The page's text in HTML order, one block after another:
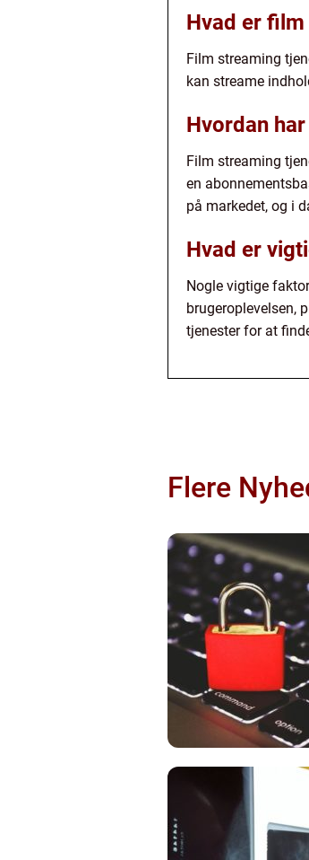
Hvad er
Film streaming
kan streame
Hvordan
Film streaming
en
på markedet, og i
Hvad er
Nogle vigtige
brugeroplevelsen,
tjenester for at
Flere